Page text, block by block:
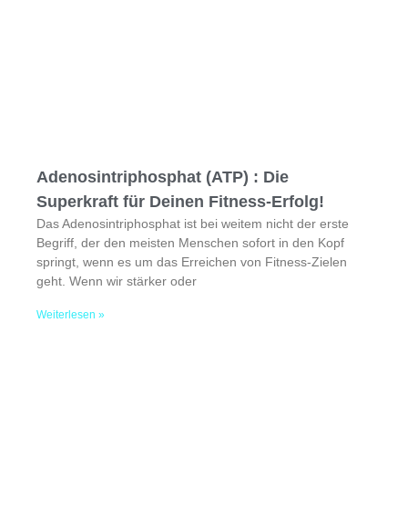
Adenosintriphosphat (ATP) : Die
Superkraft für Deinen Fitness-Erfolg!
Das Adenosintriphosphat ist bei weitem nicht der erste
Begriff, der den meisten Menschen sofort in den Kopf
springt, wenn es um das Erreichen von Fitness-Zielen
geht. Wenn wir stärker oder
Weiterlesen »